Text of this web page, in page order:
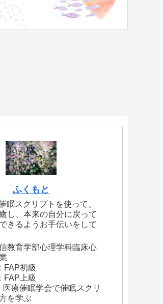
ふくもと
眠スクリプトを使って、
し、本来の自分に戻って
きるようお手伝いをして
教育学部心理学科臨床心
FAP初級
FAP上級
医療催眠学会で催眠スクリ
を学ぶ